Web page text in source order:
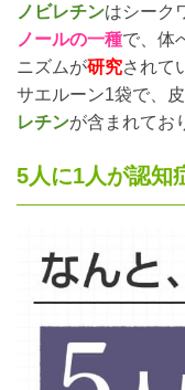
ノビレチンはシーク
ノールの一種で、体
ニズムが研究されて
サエルーン1袋で、
レチンが含まれてお
5人に1人が認知